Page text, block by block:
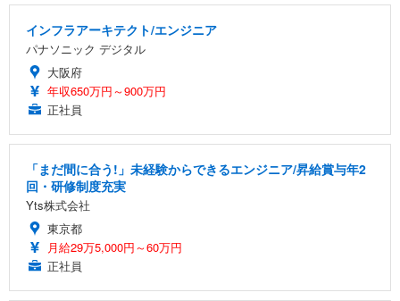
インフラアーキテクト/エンジニア
パナソニック デジタル
大阪府
年収650万円～900万円
正社員
「まだ間に合う!」未経験からできるエンジニア/昇給賞与年2
回・研修制度充実
Yts株式会社
東京都
月給29万5,000円～60万円
正社員